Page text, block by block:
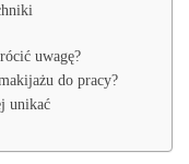
uwagę?
do pracy?
unikać